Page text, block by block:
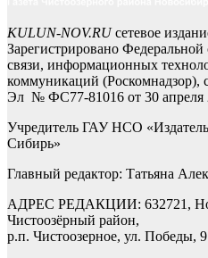
KULUN-NOV.RUсетевое
Зарегистрировано
связи, информационных
коммуникаций (Роскомнадзор),
Эл № ФС77-81016 от 30 апреля
Учредитель ГАУ НСО
Сибирь»
Главный редактор: Татьяна
АДРЕС РЕДАКЦИИ: 632721,
Чистоозёрный район,
р.п. Чистоозерное, ул. Победы,